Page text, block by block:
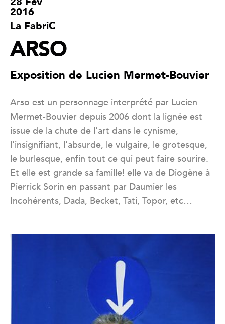
2016
La FabriC
ARSO
Exposition de Lucien Mermet-Bouvier
Arso est un personnage interprété par Lucien
Mermet-Bouvier depuis 2006 dont la lignée est
issue de la chute de l’art dans le cynisme,
l’insignifiant, l’absurde, le vulgaire, le grotesque,
le burlesque, enfin tout ce qui peut faire sourire.
Et elle est grande sa famille! elle va de Diogène à
Pierrick Sorin en passant par Daumier les
Incohérents, Dada, Becket, Tati, Topor, etc…